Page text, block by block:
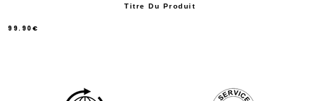
Titre Du Produit
99.90€